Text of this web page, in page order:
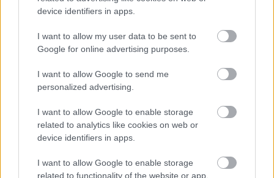
device identifiers in apps.
I want to allow my user data to be sent to
Google for online advertising purposes.
I want to allow Google to send me
personalized advertising.
I want to allow Google to enable storage
related to analytics like cookies on web or
device identifiers in apps.
I want to allow Google to enable storage
related to functionality of the website or app.
A bejegyzés trackback címe:
Kommentek:
A hozzászólások avonatkozó jogszabályok
nem vállal, azokat nem ellenőrzi. Kifogás esetén forduljon a blog szerkesztőjéhez.
Részletek aFelhasználási feltételekbenés azadatvédelmi tájékoztatóban